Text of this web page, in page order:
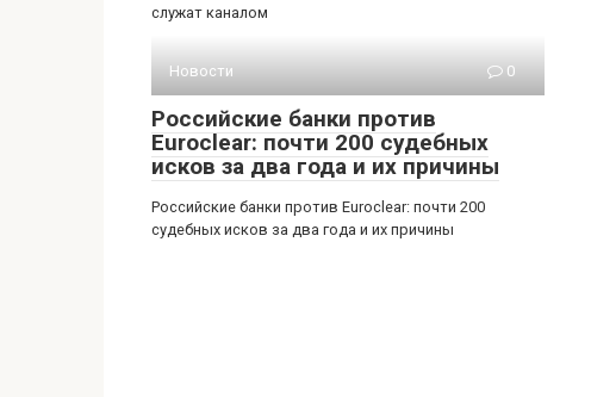
служат каналом
Новости 0
Российские банки против
Euroclear: почти 200 судебных
исков за два года и их причины
Российские банки против Euroclear: почти 200
судебных исков за два года и их причины